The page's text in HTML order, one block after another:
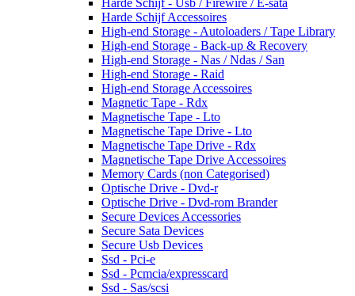
Harde Schijf Accessoires
High-end Storage - Autoloaders / Tape Library
High-end Storage - Back-up & Recovery
High-end Storage - Nas / Ndas / San
High-end Storage - Raid
High-end Storage Accessoires
Magnetic Tape - Rdx
Magnetische Tape - Lto
Magnetische Tape Drive - Lto
Magnetische Tape Drive - Rdx
Magnetische Tape Drive Accessoires
Memory Cards (non Categorised)
Optische Drive - Dvd-r
Optische Drive - Dvd-rom Brander
Secure Devices Accessories
Secure Sata Devices
Secure Usb Devices
Ssd - Pci-e
Ssd - Pcmcia/expresscard
Ssd - Sas/scsi